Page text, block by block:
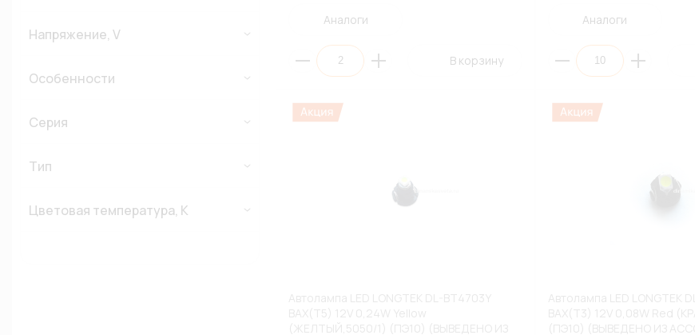
Напряжение, V
Особенности
Серия
Тип
Цветовая температура, К
Аналоги
В корзину
Аналоги